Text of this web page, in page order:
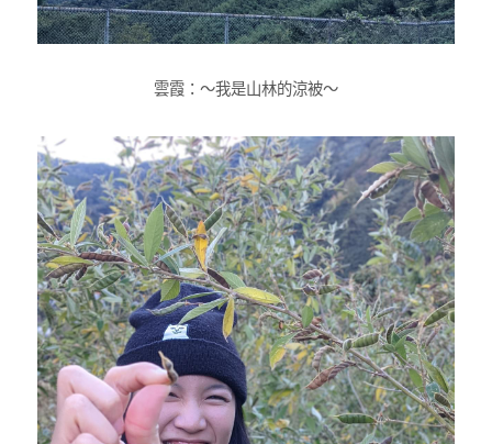
雲霞：～我是山林的涼被～